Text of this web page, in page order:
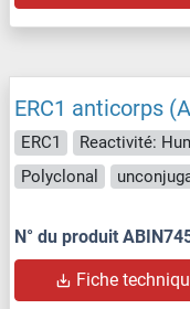
ERC1 anticorps
ERC1 Reactivité:
Polyclonal
N° du produit
Fiche